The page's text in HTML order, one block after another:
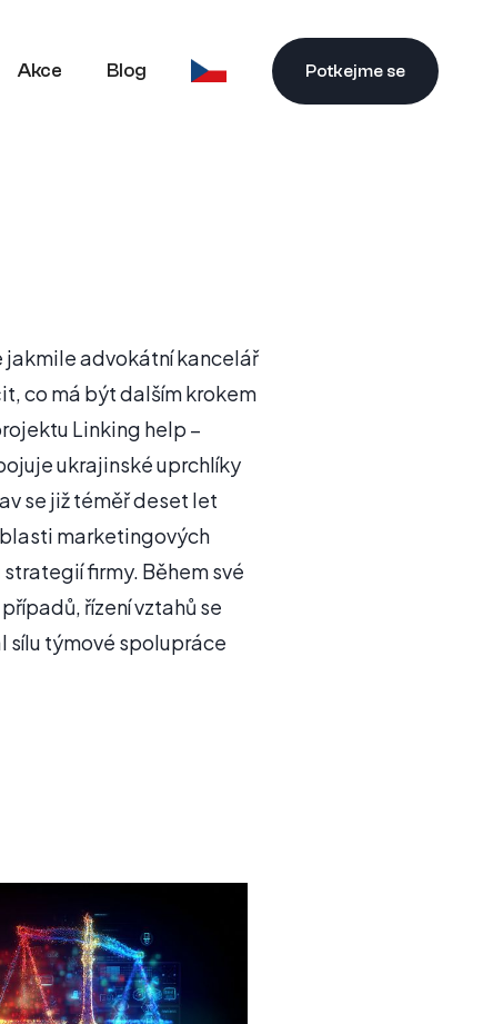
Akce Blog Potkejme se
jakmile advokátní kancelář
co má být dalším krokem
Linking help –
ukrajinské uprchlíky
se již téměř deset let
marketingových
firmy. Během své
řízení vztahů se
sílu týmové spolupráce